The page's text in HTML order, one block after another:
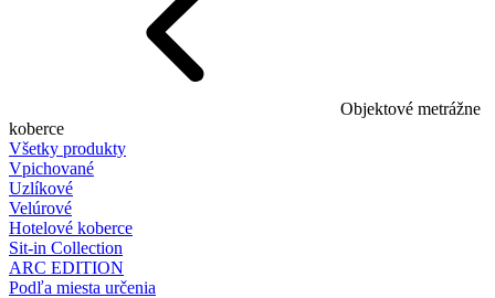
Objektové metrážne
koberce
Všetky produkty
Vpichované
Uzlíkové
Velúrové
Hotelové koberce
Sit-in Collection
ARC EDITION
Podľa miesta určenia